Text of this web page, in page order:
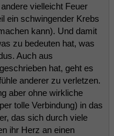
vielleicht Feuer
ein schwingender Krebs
kann). Und damit
zu bedeuten hat, was
Auch aus
hat, geht es
anderer zu verletzen.
aber ohne wirkliche
tolle Verbindung) in das
das sich durch viele
ihr Herz an einen